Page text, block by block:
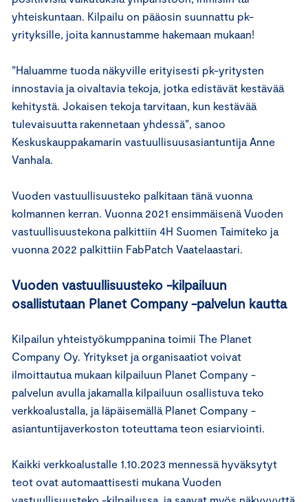
yhteiskuntaan. Kilpailu on pääosin suunnattu pk-
yrityksille, joita kannustamme hakemaan mukaan!
”Haluamme tuoda näkyville erityisesti pk-yritysten
innostavia ja oivaltavia tekoja, jotka edistävät kestävää
kehitystä. Jokaisen tekoja tarvitaan, kun kestävää
tulevaisuutta rakennetaan yhdessä”, sanoo
Keskuskauppakamarin vastuullisuusasiantuntija Anne
Vanhala.
Vuoden vastuullisuusteko palkitaan tänä vuonna
kolmannen kerran. Vuonna 2021 ensimmäisenä Vuoden
vastuullisuustekona palkittiin 4H Suomen Taimiteko ja
vuonna 2022 palkittiin FabPatch Vaatelaastari.
Vuoden vastuullisuusteko -kilpailuun
osallistutaan Planet Company -palvelun kautta
Kilpailun yhteistyökumppanina toimii The Planet
Company Oy. Yritykset ja organisaatiot voivat
ilmoittautua mukaan kilpailuun Planet Company -
palvelun avulla jakamalla kilpailuun osallistuva teko
verkkoalustalla, ja läpäisemällä Planet Company -
asiantuntijaverkoston toteuttama teon esiarviointi.
Kaikki verkkoalustalle 1.10.2023 mennessä hyväksytyt
teot ovat automaattisesti mukana Vuoden